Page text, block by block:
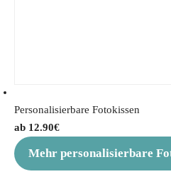
Personalisierbare Fotokissen
12.90€
Mehr personalisierbare